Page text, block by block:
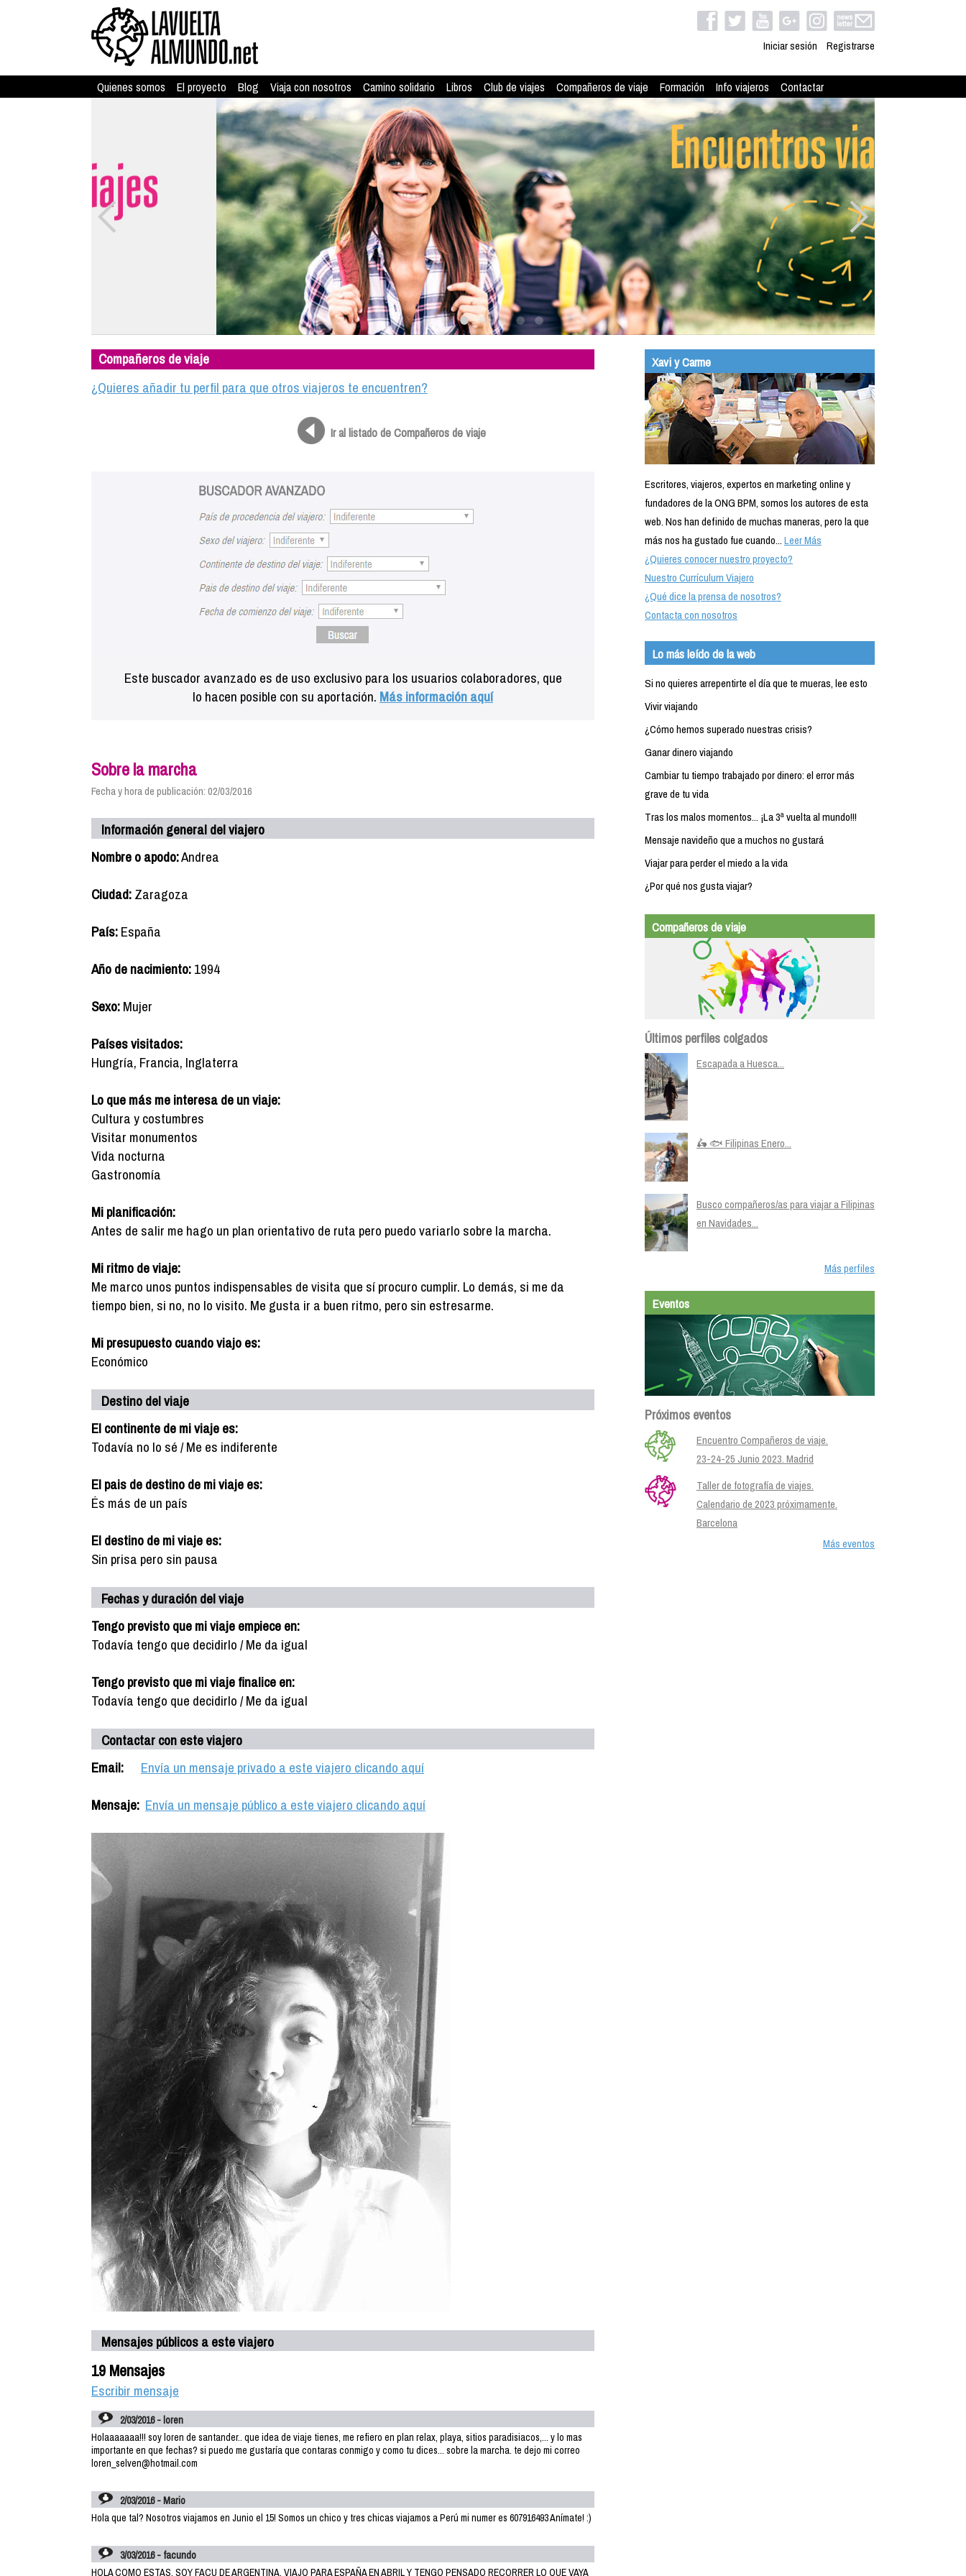
Iniciar sesión Registrarse
Quienes somos El proyecto Blog Viaja con nosotros Camino solidario Libros Club de viajes Compañeros de viaje Formación Info viajeros Contactar
Compañeros de viaje
¿Quieres añadir tu perfil para que otros viajeros te encuentren?
Ir al listado de Compañeros de viaje
Este buscador avanzado es de uso exclusivo para los usuarios colaboradores, que
lo hacen posible con su aportación. Más información aquí
Sobre la marcha
Fecha y hora de publicación: 02/03/2016
Información general del viajero
Nombre o apodo:Andrea
Ciudad:Zaragoza
País:España
Año de nacimiento:1994
Sexo:Mujer
Países visitados:
Hungría, Francia, Inglaterra
Lo que más me interesa de un viaje:
Cultura y costumbres
Visitar monumentos
Vida nocturna
Gastronomía
Mi planificación:
Antes de salir me hago un plan orientativo de ruta pero puedo variarlo sobre la marcha.
Mi ritmo de viaje:
Me marco unos puntos indispensables de visita que sí procuro cumplir. Lo demás, si me da
tiempo bien, si no, no lo visito. Me gusta ir a buen ritmo, pero sin estresarme.
Mi presupuesto cuando viajo es:
Económico
Destino del viaje
El continente de mi viaje es:
Todavía no lo sé / Me es indiferente
El pais de destino de mi viaje es:
És más de un país
El destino de mi viaje es:
Sin prisa pero sin pausa
Fechas y duración del viaje
Tengo previsto que mi viaje empiece en:
Todavía tengo que decidirlo / Me da igual
Tengo previsto que mi viaje finalice en:
Todavía tengo que decidirlo / Me da igual
Contactar con este viajero
Email:
Envía un mensaje privado a este viajero clicando aquí
Mensaje: Envía un mensaje público a este viajero clicando aquí
Mensajes públicos a este viajero
19 Mensajes
Escribir mensaje
2/03/2016 - loren
Holaaaaaaa!!! soy loren de santander.. que idea de viaje tienes, me refiero en plan relax, playa, sitios paradisiacos,... y lo mas
importante en que fechas? si puedo me gustaría que contaras conmigo y como tu dices... sobre la marcha. te dejo mi correo
loren_selven@hotmail.com
2/03/2016 - Mario
Hola que tal? Nosotros viajamos en Junio el 15! Somos un chico y tres chicas viajamos a Perú mi numer es 607916493 Anímate! :)
3/03/2016 - facundo
HOLA COMO ESTAS, SOY FACU DE ARGENTINA, VIAJO PARA ESPAÑA EN ABRIL Y TENGO PENSADO RECORRER LO QUE VAYA
Xavi y Carme
Escritores, viajeros, expertos en marketing online y
fundadores de la ONG BPM, somos los autores de esta
web. Nos han definido de muchas maneras, pero la que
más nos ha gustado fue cuando...Leer Más
¿Quieres conocer nuestro proyecto?
Nuestro Currículum Viajero
¿Qué dice la prensa de nosotros?
Contacta con nosotros
Lo más leído de la web
Si no quieres arrepentirte el día que te mueras, lee esto
Vivir viajando
¿Cómo hemos superado nuestras crisis?
Ganar dinero viajando
Cambiar tu tiempo trabajado por dinero: el error más
grave de tu vida
Tras los malos momentos... ¡La 3ª vuelta al mundo!!!
Mensaje navideño que a muchos no gustará
Viajar para perder el miedo a la vida
¿Por qué nos gusta viajar?
Compañeros de viaje
Últimos perfiles colgados
Escapada a Huesca...
🛵 🐟 Filipinas Enero...
Busco compañeros/as para viajar a Filipinas
en Navidades...
Más perfiles
Eventos
Próximos eventos
Encuentro Compañeros de viaje.
23-24-25 Junio 2023. Madrid
Taller de fotografía de viajes.
Calendario de 2023 próximamente.
Barcelona
Más eventos